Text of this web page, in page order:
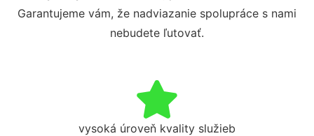
Garantujeme vám, že nadviazanie spolupráce s nami
nebudete ľutovať.
vysoká úroveň kvality služieb